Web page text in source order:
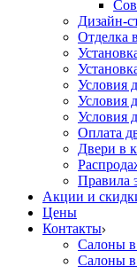
Дизайн-
Отделка
Условия
Условия
Условия
Оплата
Двери в
Правила
Акции и
Цены
Контакты
Салоны
Салоны в